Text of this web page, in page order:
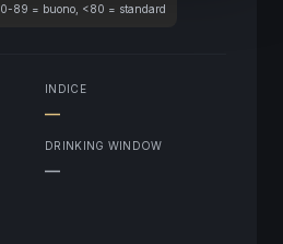
89 = buono, <80 = standard
INDICE
—
DRINKING WINDOW
—